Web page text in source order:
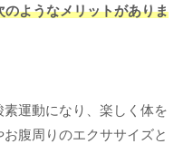
ようなメリットがありま
運動になり、楽しく体を
腹周りのエクササイズと